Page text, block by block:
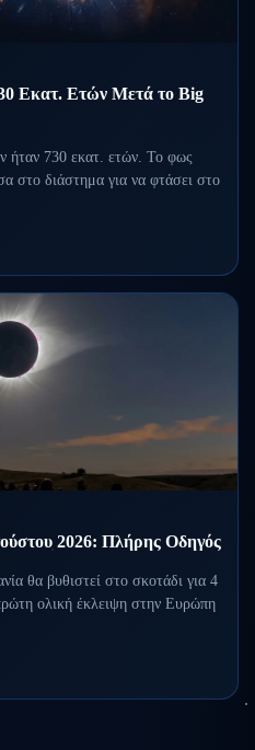
Εκατ. Ετών Μετά το Big
ήταν 730 εκατ. ετών. Το φως
στο διάστημα για να φτάσει στο
2026: Πλήρης Οδηγός
θα βυθιστεί στο σκοτάδι για 4
ολική έκλειψη στην Ευρώπη